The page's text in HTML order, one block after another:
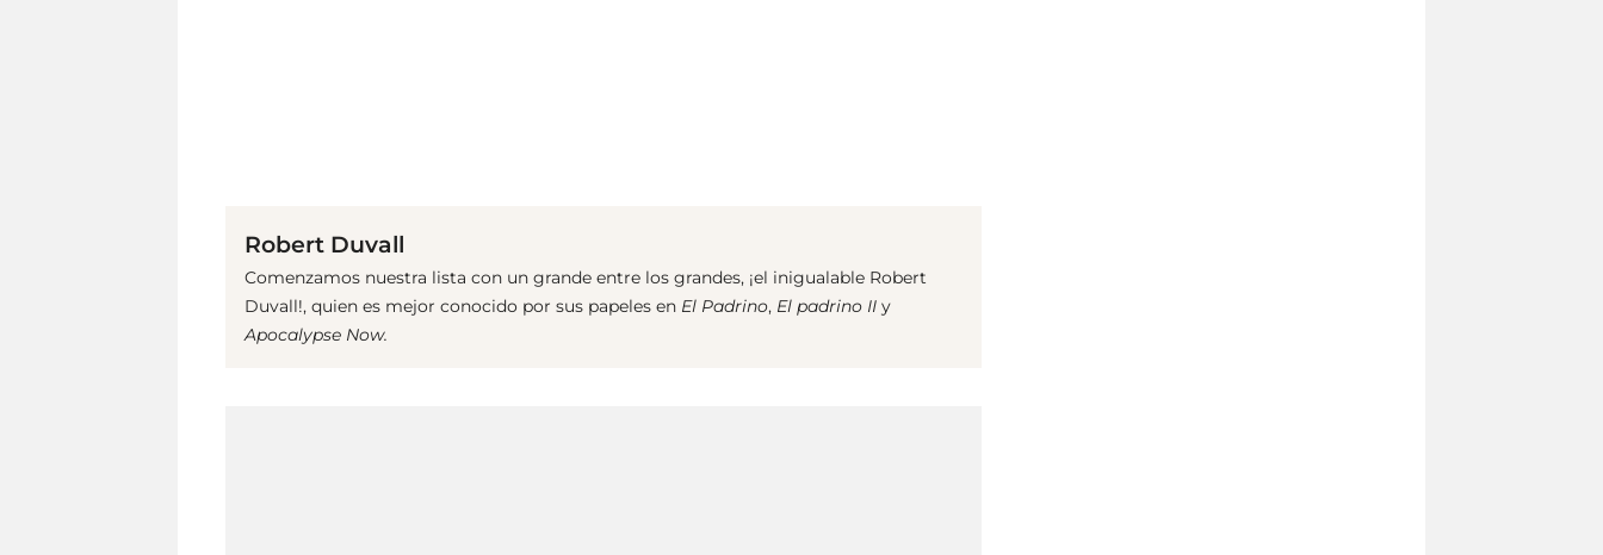
Robert Duvall
Comenzamos nuestra lista con un grande entre los grandes, ¡el inigualable Robert
Duvall!, quien es mejor conocido por sus papeles en El Padrino, El padrino II y
Apocalypse Now.